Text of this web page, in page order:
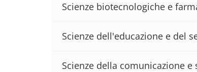
Scienze biotecnologiche e
Scienze dell'educazione e del
Scienze della comunicazione